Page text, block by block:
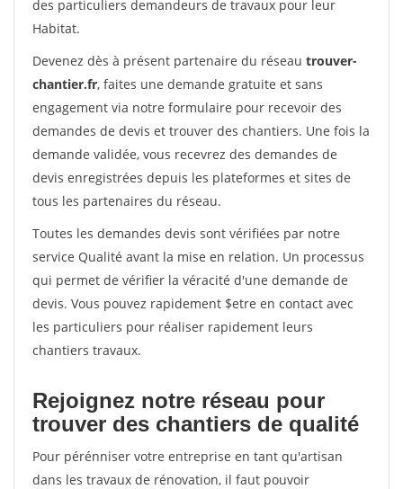
des particuliers demandeurs de travaux pour leur
Habitat.
Devenez dès à présent partenaire du réseau trouver-
chantier.fr, faites une demande gratuite et sans
engagement via notre formulaire pour recevoir des
demandes de devis et trouver des chantiers. Une fois la
demande validée, vous recevrez des demandes de
devis enregistrées depuis les plateformes et sites de
tous les partenaires du réseau.
Toutes les demandes devis sont vérifiées par notre
service Qualité avant la mise en relation. Un processus
qui permet de vérifier la véracité d'une demande de
devis. Vous pouvez rapidement $etre en contact avec
les particuliers pour réaliser rapidement leurs
chantiers travaux.
Rejoignez notre réseau pour
trouver des chantiers de qualité
Pour pérénniser votre entreprise en tant qu'artisan
dans les travaux de rénovation, il faut pouvoir